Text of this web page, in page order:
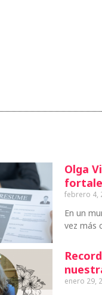
Olga
febrero 4,
En un
vez más
enero 29,